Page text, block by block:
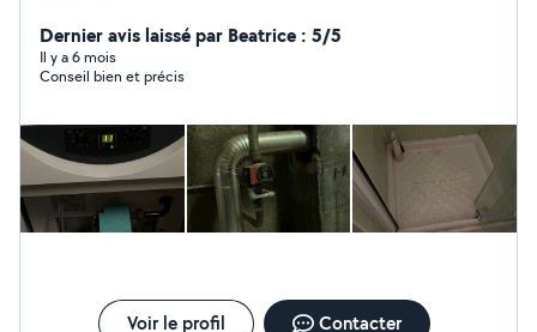
Dernier avis laissé par Beatrice : 5/5
Il y a 6 mois
Conseil bien et précis
Voir le profil Contacter